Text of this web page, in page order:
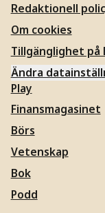
Redaktionell
Om cookies
Tillgänglighet på
Ändra
Play
Finansmagasinet
Börs
Vetenskap
Bok
Podd